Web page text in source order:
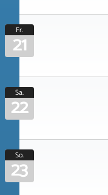
Fr.
21
Sa.
22
So.
23